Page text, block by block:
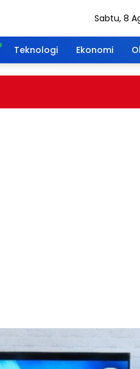
Sabtu, 8
Teknologi Ekonomi